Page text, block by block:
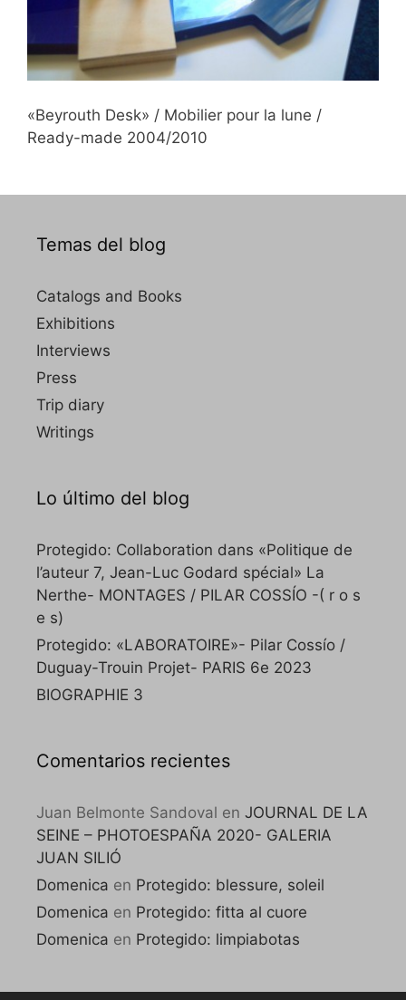
«Beyrouth Desk» / Mobilier pour la lune /
Ready-made 2004/2010
Temas del blog
Catalogs and Books
Exhibitions
Interviews
Press
Trip diary
Writings
Lo último del blog
Protegido: Collaboration dans «Politique de
l’auteur 7, Jean-Luc Godard spécial» La
Nerthe- MONTAGES / PILAR COSSÍO -( r o s
e s)
Protegido: «LABORATOIRE»- Pilar Cossío /
Duguay-Trouin Projet- PARIS 6e 2023
BIOGRAPHIE 3
Comentarios recientes
Juan Belmonte Sandoval en JOURNAL DE LA
SEINE – PHOTOESPAÑA 2020- GALERIA
JUAN SILIÓ
Domenica en Protegido: blessure, soleil
Domenica en Protegido: fitta al cuore
Domenica en Protegido: limpiabotas